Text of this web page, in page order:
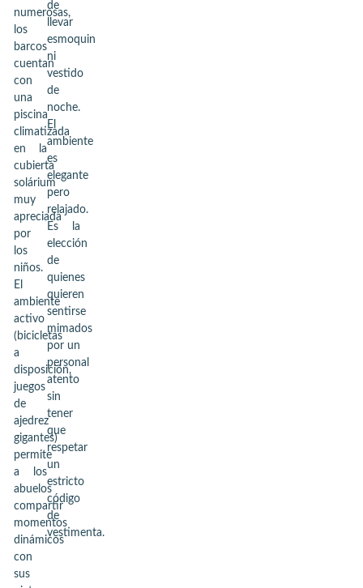
numerosas,
los
barcos
cuentan
con
una
piscina
climatizada
en la
cubierta
solárium
muy
apreciada
por
los
niños.
El
ambiente
activo
(bicicletas
a
disposición,
juegos
de
ajedrez
gigantes)
permite
a los
abuelos
compartir
momentos
dinámicos
con
sus
de
llevar
esmoquin
ni
vestido
de
noche.
El
ambiente
es
elegante
pero
relajado.
Es la
elección
de
quienes
quieren
sentirse
mimados
por un
personal
atento
sin
tener
que
respetar
un
estricto
código
de
vestimenta.